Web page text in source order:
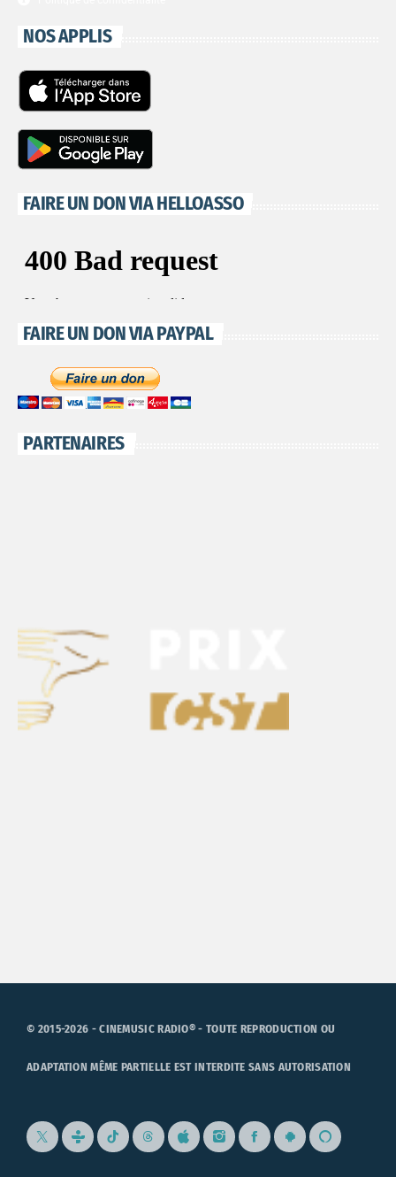
NOS APPLIS
FAIRE UN DON VIA HELLOASSO
FAIRE UN DON VIA PAYPAL
PARTENAIRES
© 2015-2026 - CINEMUSIC RADIO® - TOUTE REPRODUCTION OU
ADAPTATION MÊME PARTIELLE EST INTERDITE SANS AUTORISATION